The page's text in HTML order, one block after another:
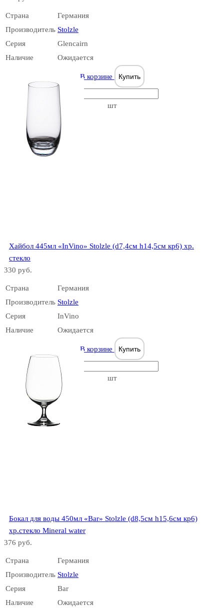
Bach
Bliss
Страна
Германия
Производитель Stolzle
Серия
Glencairn
Наличие
Ожидается
В корзине Купить
шт
Хайбол 445мл «InVino» Stolzle (d7,4см h14,5см кр6) хр.
стекло
330 руб.
Страна
Германия
Производитель Stolzle
Серия
InVino
Наличие
Ожидается
В корзине Купить
шт
Бокал для воды 450мл «Bar» Stolzle (d8,5см h15,6см кр6)
хр.стекло Mineral water
376 руб.
Страна
Германия
Производитель Stolzle
Серия
Bar
Наличие
Ожидается